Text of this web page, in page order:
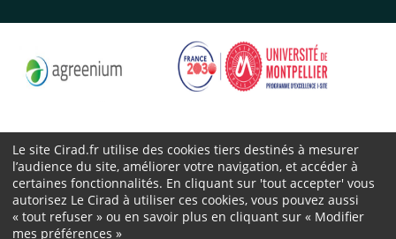
Cirad 2026 ©
Mentions légales
Protection des données personnelles
Le site Cirad.fr utilise des cookies tiers destinés à mesurer
l’audience du site, améliorer votre navigation, et accéder à
certaines fonctionnalités. En cliquant sur 'tout accepter' vous
autorisez Le Cirad à utiliser ces cookies, vous pouvez aussi
« tout refuser » ou en savoir plus en cliquant sur « Modifier
mes préférences »